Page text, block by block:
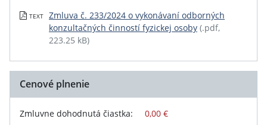
TEXT
Zmluva č. 233/2024 o vykonávaní odborných
konzultačných činností fyzickej osoby (.pdf,
223.25 kB)
Cenové plnenie
Zmluvne dohodnutá čiastka: 0,00 €